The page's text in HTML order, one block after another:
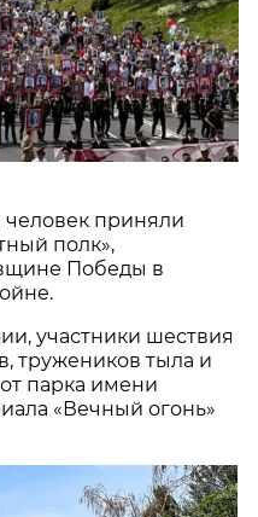
приняли
полк»,
Победы в
участники шествия
тружеников тыла и
парка имени
«Вечный огонь»